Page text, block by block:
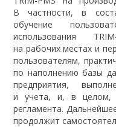
В частности, в
обучение
использования
на рабочих местах и
пользователям,
по наполнению базы
предприятия,
и учета, и, в целом,
регламента.
продолжит